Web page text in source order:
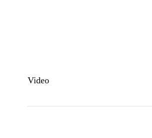
Video